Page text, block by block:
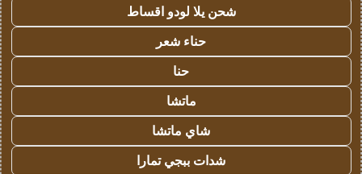
شحن يلا لودو اقساط
حناء شعر
حنا
ماتشا
شاي ماتشا
شدات ببجي تمارا